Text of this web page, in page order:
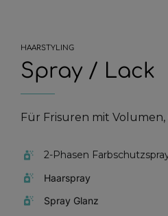
HAARSTYLING
Spray / Lack
Für Frisuren mit
2-Phasen
Haarspray
Spray Glanz